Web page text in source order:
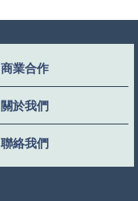
商業合作
關於我們
聯絡我們